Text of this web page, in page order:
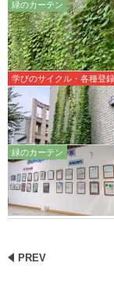
緑のカーテン
学びのサイクル・各種登
緑のカーテン
PREV